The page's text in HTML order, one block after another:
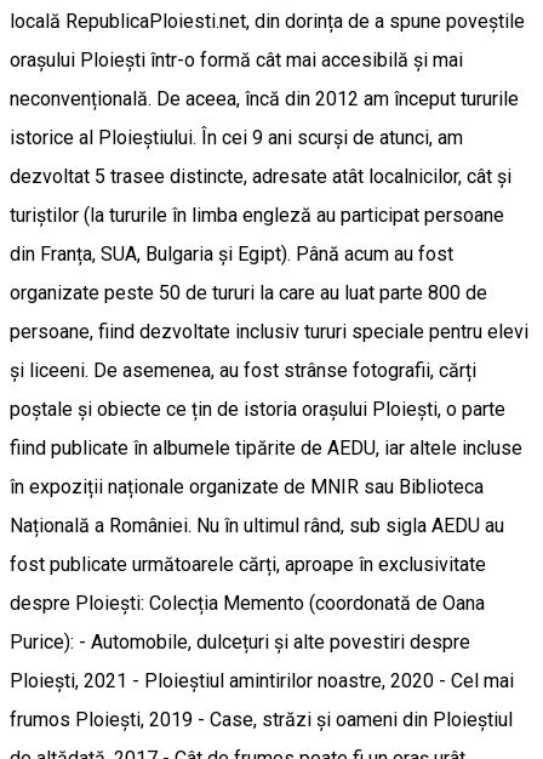
locală RepublicaPloiesti.net, din dorința de a spune poveștile
orașului Ploiești într-o formă cât mai accesibilă și mai
neconvențională. De aceea, încă din 2012 am început tururile
istorice al Ploieștiului. În cei 9 ani scurși de atunci, am
dezvoltat 5 trasee distincte, adresate atât localnicilor, cât și
turiștilor (la tururile în limba engleză au participat persoane
din Franța, SUA, Bulgaria și Egipt). Până acum au fost
organizate peste 50 de tururi la care au luat parte 800 de
persoane, fiind dezvoltate inclusiv tururi speciale pentru elevi
și liceeni. De asemenea, au fost strânse fotografii, cărți
poștale și obiecte ce țin de istoria orașului Ploiești, o parte
fiind publicate în albumele tipărite de AEDU, iar altele incluse
în expoziții naționale organizate de MNIR sau Biblioteca
Națională a României. Nu în ultimul rând, sub sigla AEDU au
fost publicate următoarele cărți, aproape în exclusivitate
despre Ploiești: Colecția Memento (coordonată de Oana
Purice): - Automobile, dulcețuri și alte povestiri despre
Ploiești, 2021 - Ploieștiul amintirilor noastre, 2020 - Cel mai
frumos Ploiești, 2019 - Case, străzi și oameni din Ploieștiul